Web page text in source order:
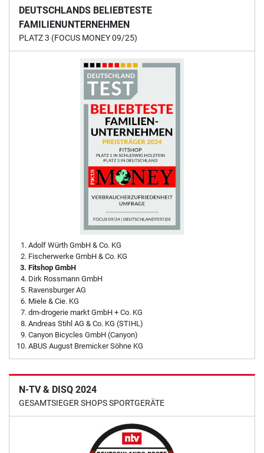
DEUTSCHLANDS BELIEBTESTE
FAMILIENUNTERNEHMEN
PLATZ 3 (FOCUS MONEY 09/25)
Adolf Würth GmbH & Co. KG
Fischerwerke GmbH & Co. KG
Fitshop GmbH
Dirk Rossmann GmbH
Ravensburger AG
Miele & Cie. KG
dm-drogerie markt GmbH + Co. KG
Andreas Stihl AG & Co. KG (STIHL)
Canyon Bicycles GmbH (Canyon)
ABUS August Bremicker Söhne KG
N-TV & DISQ 2024
GESAMTSIEGER SHOPS SPORTGERÄTE